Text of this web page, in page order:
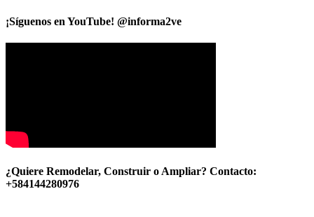
¡Síguenos en YouTube! @informa2ve
¿Quiere Remodelar, Construir o Ampliar? Contacto:
+584144280976